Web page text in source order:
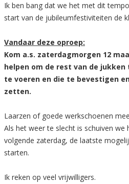
Ik ben bang dat we het met dit
start van de jubileumfestiviteiten de
Vandaar deze oproep:
Kom a.s. zaterdagmorgen 12
helpen om de rest van de
te voeren en die te bevestigen
zetten.
Laarzen of goede werkschoenen
Als het weer te slecht is schuiven we
volgende zaterdag, de laatste
starten.
Ik reken op veel vrijwilligers.